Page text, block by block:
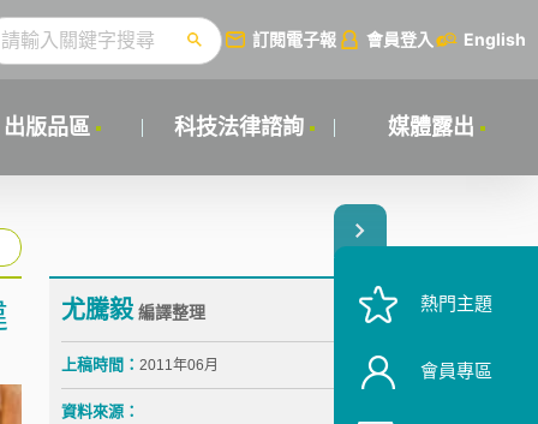
訂閱電子報 會員登入 English
出版品區 科技法律諮詢 媒體露出
尤騰毅編譯整理
上稿時間： 2011年06月
資料來源：
熱門主題
會員專區